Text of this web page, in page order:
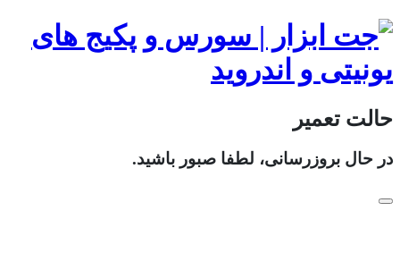
حالت تعمیر
در حال بروزرسانی، لطفا صبور باشید.